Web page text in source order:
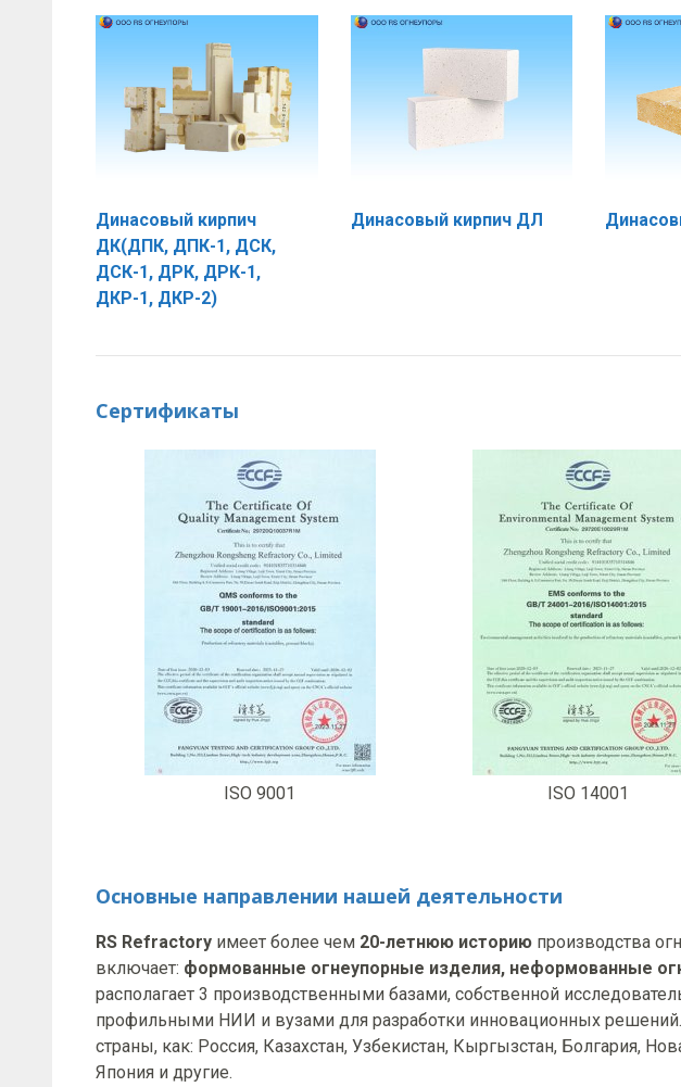
Динасовый кирпич
ДК(ДПК, ДПК-1, ДСК,
ДСК-1, ДРК, ДРК-1,
ДКР-1, ДКР-2)
Динасовый кирпич ДЛ
Сертификаты
ISO 9001 ISO 14001
Основные направлении нашей деятельности
RS Refractory имеет более чем 20-летнюю историю производства
включает: формованные огнеупорные изделия, неформованные
располагает 3 производственными базами, собственной
профильными НИИ и вузами для разработки инновационных решений.
страны, как: Россия, Казахстан, Узбекистан, Кыргызстан, Болгария,
Япония и другие.